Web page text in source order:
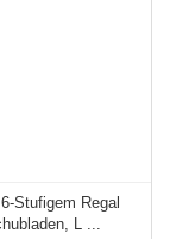
Stufigem Regal
L ...